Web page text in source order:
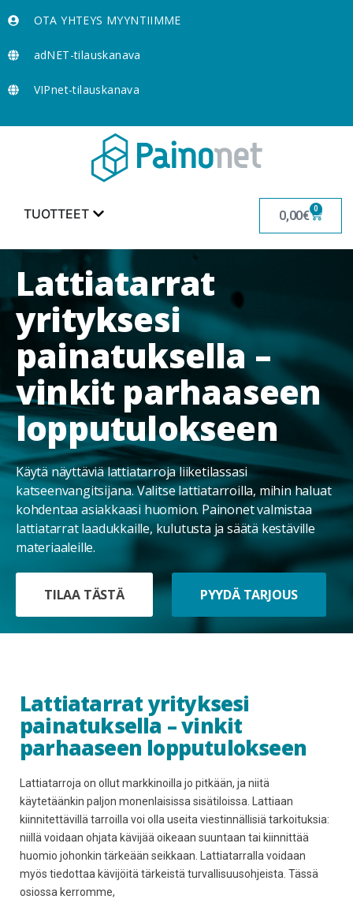
OTA YHTEYS MYYNTIIMME
adNET-tilauskanava
VIPnet-tilauskanava
TUOTTEET 0,00€ 0
Lattiatarrat
yrityksesi
painatuksella –
vinkit parhaaseen
lopputulokseen
Käytä näyttäviä lattiatarroja liiketilassasi
katseenvangitsijana. Valitse lattiatarroilla, mihin haluat
kohdentaa asiakkaasi huomion. Painonet valmistaa
lattiatarrat laadukkaille, kulutusta ja säätä kestäville
materiaaleille.
TILAA TÄSTÄ PYYDÄ TARJOUS
Lattiatarrat yrityksesi
painatuksella – vinkit
parhaaseen lopputulokseen
Lattiatarroja on ollut markkinoilla jo pitkään, ja niitä
käytetäänkin paljon monenlaisissa sisätiloissa. Lattiaan
kiinnitettävillä tarroilla voi olla useita viestinnällisiä tarkoituksia:
niillä voidaan ohjata kävijää oikeaan suuntaan tai kiinnittää
huomio johonkin tärkeään seikkaan. Lattiatarralla voidaan
myös tiedottaa kävijöitä tärkeistä turvallisuusohjeista. Tässä
osiossa kerromme,